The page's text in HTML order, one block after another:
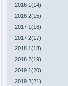
2016 1(14)
2016 2(15)
2017 1(16)
2017 2(17)
2018 1(18)
2018 2(19)
2019 1(20)
2019 2(21)